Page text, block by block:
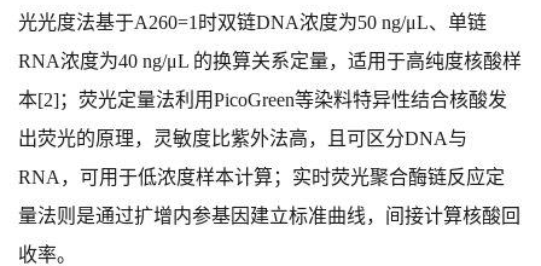
光光度法基于A260=1时双链DNA浓度为50 ng/μL、单链
RNA浓度为40 ng/μL 的换算关系定量，适用于高纯度核酸样
本[2]；荧光定量法利用PicoGreen等染料特异性结合核酸发
出荧光的原理，灵敏度比紫外法高，且可区分DNA与
RNA，可用于低浓度样本计算；实时荧光聚合酶链反应定
量法则是通过扩增内参基因建立标准曲线，间接计算核酸回
收率。